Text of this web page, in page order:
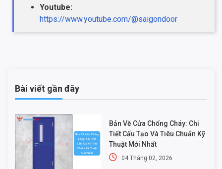
Youtube:
https://www.youtube.com/@saigondoor
Bài viết gần đây
Bản Vẽ Cửa Chống Cháy: Chi
Tiết Cấu Tạo Và Tiêu Chuẩn Kỹ
Thuật Mới Nhất
04 Tháng 02, 2026